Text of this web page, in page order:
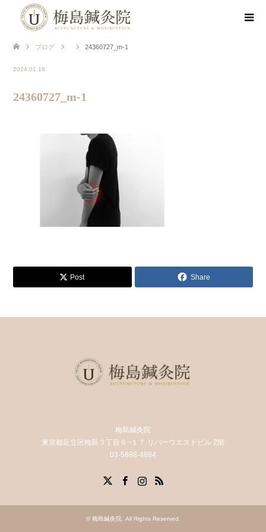
ブログ 24360727_m-1
2024.01.18
24360727_m-1
Post Share
梅島鍼灸院
東京都足立区梅島３丁目６−１７ リバーウエストビル 2階
03-5888-4884
RSS
© 梅島鍼灸院. All Rights Reserved.